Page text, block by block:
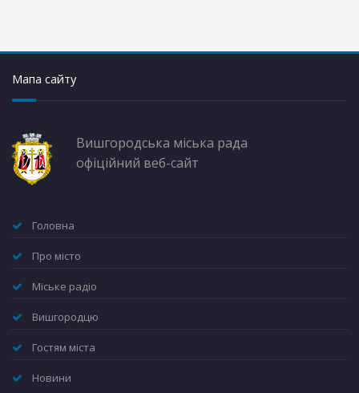
Мапа сайту
Вишгородська міська рада
офіційний веб-сайт
Головна
Про місто
Міське радіо
Вишгородцю
Гостям міста
Новини